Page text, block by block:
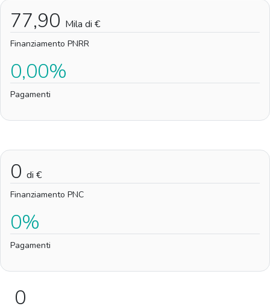
77,90 Mila di €
Finanziamento PNRR
0,00%
Pagamenti
0 di €
Finanziamento PNC
0%
Pagamenti
0